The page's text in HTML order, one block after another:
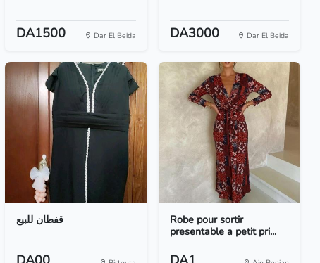
DA1500 Dar El Beida DA3000 Dar El Beida
قفطان للبيع
Robe pour sortir
presentable a petit pri...